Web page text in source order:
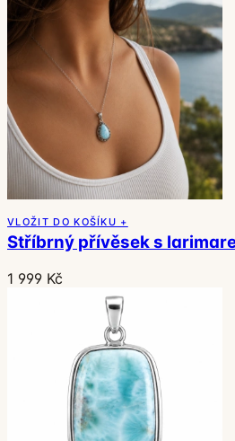
VLOŽIT DO KOŠÍKU +
Stříbrný přívěsek s
1 999 Kč